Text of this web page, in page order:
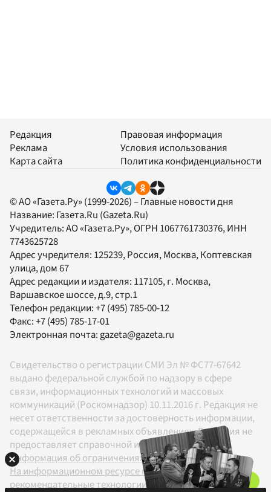
Редакция
Реклама
Карта сайта
Правовая информация
Условия использования
Политика конфиденциальности
© АО «Газета.Ру» (1999-2026) – Главные новости дня
Название: Газета.Ru (Gazeta.Ru)
Учредитель:АО «Газета.Ру», ОГРН 1067761730376, ИНН
7743625728
Адрес учредителя: 125239, Россия, Москва, Коптевская
улица, дом 67
Адрес редакции и издателя: 117105, г. Москва,
Варшавское шоссе, д.9, стр.1
Телефон редакции:+7 (495) 785-00-12
Факс:+7 (495) 785-17-01
Электронная почта: gazeta@gazeta.ru
Свидетельство о регистрации СМИ Эл № ФС77-67642
выдано федеральной службой по надзору в сфере
связи, информационных технологий и массовых
коммуникаций (Роскомнадзор) 10.11.2016 г. Редакция не
несет ответственности за достоверность информации,
содержащейся в рекламных объявлениях. Редакция не
предоставляет справочной информации.
Информация об ограничениях
На информационном ресурсе применяются
рекомендательные технологии в соответствии с